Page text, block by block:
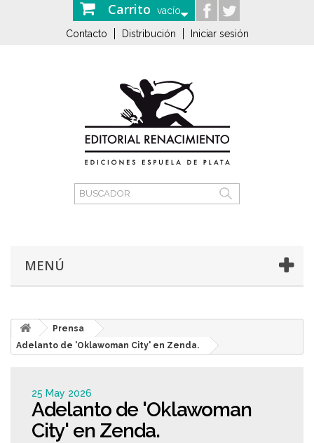
Carrito vacío
Contacto Distribución Iniciar sesión
MENÚ
Prensa
Adelanto de 'Oklawoman City' en Zenda.
25 May 2026
Adelanto de 'Oklawoman
City' en Zenda.